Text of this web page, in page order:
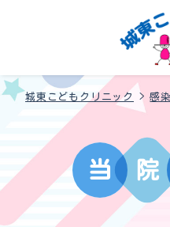
城東こどもクリニック >感
当 院